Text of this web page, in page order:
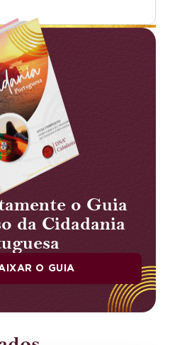
o Guia
da Cidadania
O GUIA